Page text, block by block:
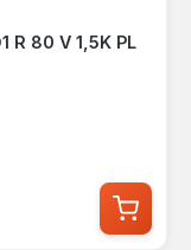
R 80 V 1,5K PL